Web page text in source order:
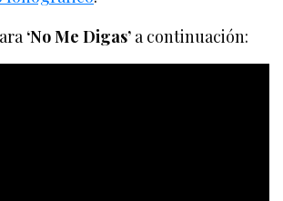
‘No Me Digas’ a continuación: